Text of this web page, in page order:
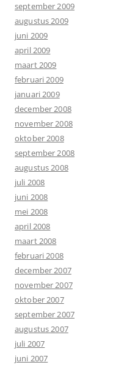
september 2009
augustus 2009
juni 2009
april 2009
maart 2009
februari 2009
januari 2009
december 2008
november 2008
oktober 2008
september 2008
augustus 2008
juli 2008
juni 2008
mei 2008
april 2008
maart 2008
februari 2008
december 2007
november 2007
oktober 2007
september 2007
augustus 2007
juli 2007
juni 2007